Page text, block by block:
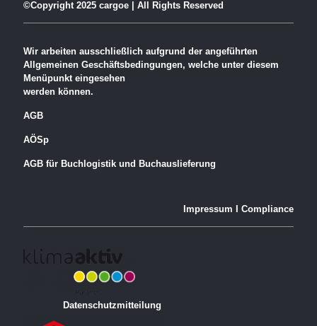
©Copyright 2025 cargoe | All Rights Reserved
Wir arbeiten ausschließlich aufgrund der angeführten
Allgemeinen Geschäftsbedingungen, welche unter diesem
Menüpunkt eingesehen
werden können.
AGB
AÖSp
AGB für Buchlogistik und Buchauslieferung
Impressum Compliance
Datenschutzmitteilung